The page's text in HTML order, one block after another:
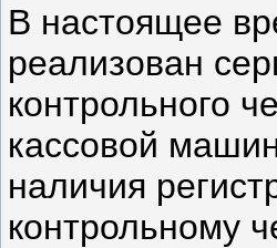
В настоящее
реализован
контрольного
кассовой
наличия
контрольному